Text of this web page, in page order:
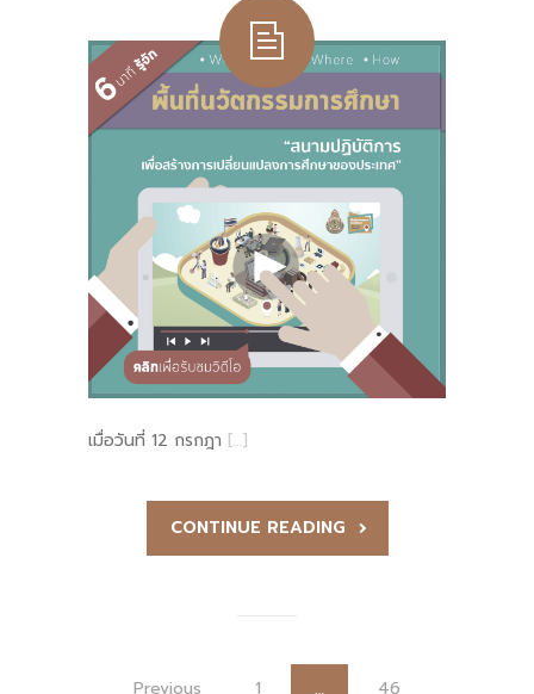
เมื่อวันที่ 12 กรกฎา […]
CONTINUE READING
Previous 1 … 46